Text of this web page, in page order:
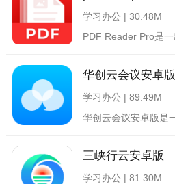
学习办公 | 30.48M
华创云会议安卓版
学习办公 | 89.49M
三峡行云安卓版
学习办公 | 81.30M